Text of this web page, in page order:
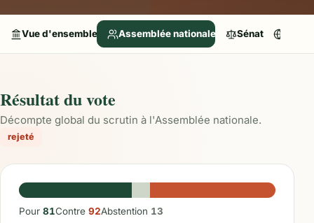
Vue d'ensemble Assemblée nationale Sénat
Résultat du vote
Décompte global du scrutin à l'Assemblée nationale.
rejeté
Pour 81Contre 92Abstention 13